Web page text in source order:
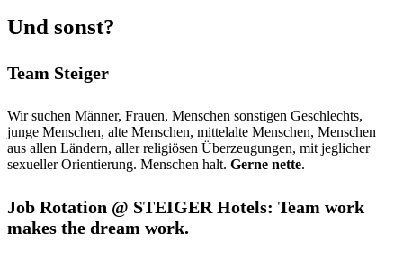
Und sonst?
Team Steiger
Wir suchen Männer, Frauen, Menschen sonstigen Geschlechts,
junge Menschen, alte Menschen, mittelalte Menschen, Menschen
aus allen Ländern, aller religiösen Überzeugungen, mit jeglicher
sexueller Orientierung. Menschen halt. Gerne nette.
Job Rotation @ STEIGER Hotels: Team work
makes the dream work.